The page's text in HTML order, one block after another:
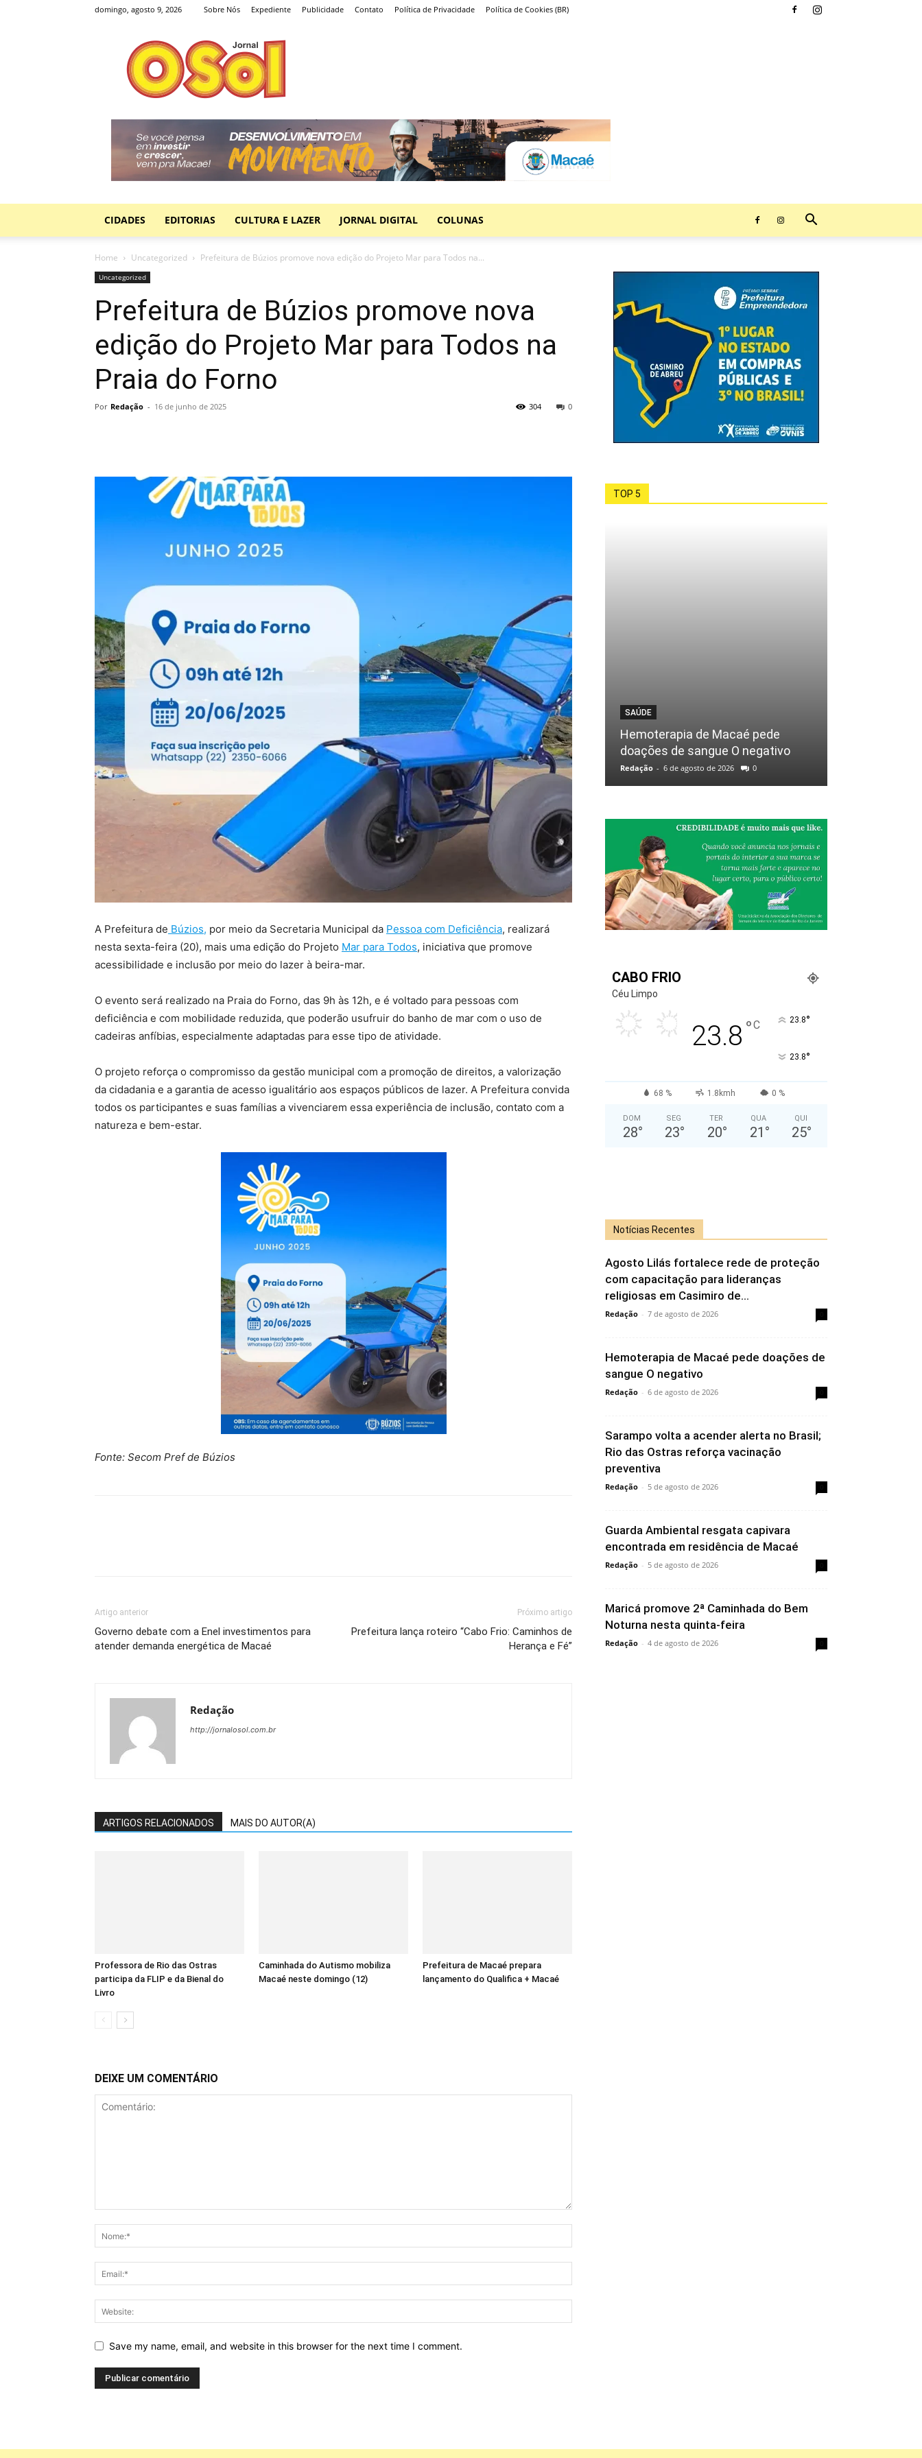
domingo, agosto 9, 2026 Sobre Nós Expediente Publicidade Contato Política de Privacidade Política de Cookies (BR)
Jornal
O
Sol
CIDADES EDITORIAS CULTURA E LAZER JORNAL DIGITAL COLUNAS
Home Uncategorized Prefeitura de Búzios promove nova edição do Projeto Mar para Todos na...
Uncategorized
Prefeitura de Búzios promove nova
edição do Projeto Mar para Todos na
Praia do Forno
Por Redação - 16 de junho de 2025 0
304
A Prefeitura de Búzios, por meio da Secretaria Municipal da Pessoa com Deficiência, realizará
nesta sexta-feira (20), mais uma edição do Projeto Mar para Todos, iniciativa que promove
acessibilidade e inclusão por meio do lazer à beira-mar.
O evento será realizado na Praia do Forno, das 9h às 12h, e é voltado para pessoas com
deficiência e com mobilidade reduzida, que poderão usufruir do banho de mar com o uso de
cadeiras anfíbias, especialmente adaptadas para esse tipo de atividade.
O projeto reforça o compromisso da gestão municipal com a promoção de direitos, a valorização
da cidadania e a garantia de acesso igualitário aos espaços públicos de lazer. A Prefeitura convida
todos os participantes e suas famílias a vivenciarem essa experiência de inclusão, contato com a
natureza e bem-estar.
Fonte: Secom Pref de Búzios
Artigo anterior
Governo debate com a Enel investimentos para
atender demanda energética de Macaé
Próximo artigo
Prefeitura lança roteiro “Cabo Frio: Caminhos de
Herança e Fé”
Redação
http://jornalosol.com.br
ARTIGOS RELACIONADOS MAIS DO AUTOR(A)
Professora de Rio das Ostras
participa da FLIP e da Bienal do
Livro
Caminhada do Autismo mobiliza
Macaé neste domingo (12)
Prefeitura de Macaé prepara
lançamento do Qualifica + Macaé
DEIXE UM COMENTÁRIO
Save my name, email, and website in this browser for the next time I comment.
TOP 5
SAÚDE
Hemoterapia de Macaé pede
doações de sangue O negativo
Redação - 6 de agosto de 2026 0
CABO FRIO
Céu Limpo
23.8 °C 23.8°
23.8°
68 % 1.8kmh 0 %
DOM
28°
SEG
23°
TER
20°
QUA
21 °
QUI
25°
Notícias Recentes
Agosto Lilás fortalece rede de proteção
com capacitação para lideranças
religiosas em Casimiro de...
Redação - 7 de agosto de 2026
Hemoterapia de Macaé pede doações de
sangue O negativo
Redação - 6 de agosto de 2026
Sarampo volta a acender alerta no Brasil;
Rio das Ostras reforça vacinação
preventiva
Redação - 5 de agosto de 2026
Guarda Ambiental resgata capivara
encontrada em residência de Macaé
Redação - 5 de agosto de 2026
Maricá promove 2ª Caminhada do Bem
Noturna nesta quinta-feira
Redação - 4 de agosto de 2026